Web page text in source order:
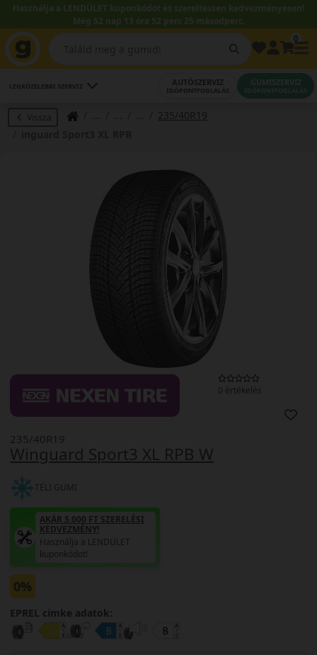
Használja a LENDÜLET kuponkódot és szereltessen kedvezményesen!
Még 52 nap 13 óra 52 perc 24 másodperc.
LEGKÖZELEBBI SZERVIZ AUTÓSZERVIZ
IDŐPONTFOGLALÁS
GUMISZERVIZ
IDŐPONTFOGLALÁS
Vissza
235/40R19
0 értékelés
Winguard Sport3 XL RPB W
235/40R19
TÉLI GUMI
AKÁR 5.000 FT SZERELÉSI
KEDVEZMÉNY!
Használja a LENDÜLET
kuponkódot!
0%
EPREL cimke adatok: